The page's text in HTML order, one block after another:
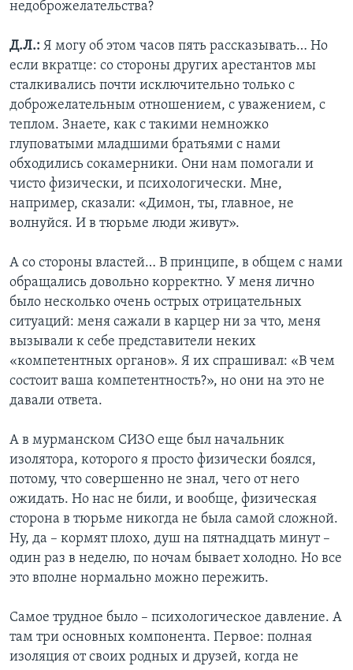
недоброжелательства?
Д.Л.: Я могу об этом часов пять рассказывать… Но
если вкратце: со стороны других арестантов мы
сталкивались почти исключительно только с
доброжелательным отношением, с уважением, с
теплом. Знаете, как с такими немножко
глуповатыми младшими братьями с нами
обходились сокамерники. Они нам помогали и
чисто физически, и психологически. Мне,
например, сказали: «Димон, ты, главное, не
волнуйся. И в тюрьме люди живут».
А со стороны властей… В принципе, в общем с нами
обращались довольно корректно. У меня лично
было несколько очень острых отрицательных
ситуаций: меня сажали в карцер ни за что, меня
вызывали к себе представители неких
«компетентных органов». Я их спрашивал: «В чем
состоит ваша компетентность?», но они на это не
давали ответа.
А в мурманском СИЗО еще был начальник
изолятора, которого я просто физически боялся,
потому, что совершенно не знал, чего от него
ожидать. Но нас не били, и вообще, физическая
сторона в тюрьме никогда не была самой сложной.
Ну, да – кормят плохо, душ на пятнадцать минут –
один раз в неделю, по ночам бывает холодно. Но все
это вполне нормально можно пережить.
Самое трудное было – психологическое давление. А
там три основных компонента. Первое: полная
изоляция от своих родных и друзей, когда не